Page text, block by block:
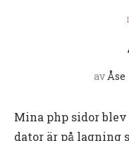
av Åse
Mina php sidor
dator är på lagning